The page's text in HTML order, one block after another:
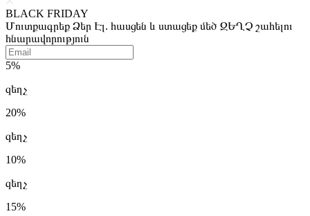
BLACK FRIDAY
Մուտքագրեք Ձեր Էլ. հասցեն և ստացեք մեծ ԶԵՂՉ շահելու
հնարավորություն
5%
զեղչ
20%
զեղչ
10%
զեղչ
15%